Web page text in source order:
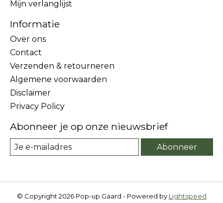
Mijn verlanglijst
Informatie
Over ons
Contact
Verzenden & retourneren
Algemene voorwaarden
Disclaimer
Privacy Policy
Abonneer je op onze nieuwsbrief
Abonneer
© Copyright 2026 Pop-up Gaard - Powered by Lightspeed